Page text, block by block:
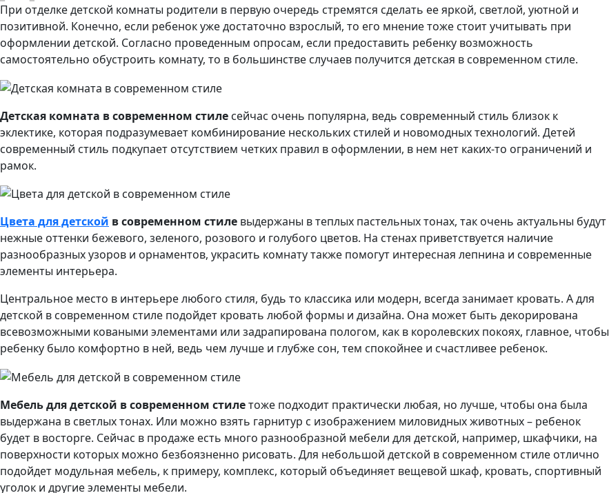
При отделке детской комнаты родители в первую очередь стремятся сделать ее яркой, светлой, уютной и
позитивной. Конечно, если ребенок уже достаточно взрослый, то его мнение тоже стоит учитывать при
оформлении детской. Согласно проведенным опросам, если предоставить ребенку возможность
самостоятельно обустроить комнату, то в большинстве случаев получится детская в современном стиле.
Детская комната в современном стиле сейчас очень популярна, ведь современный стиль близок к
эклектике, которая подразумевает комбинирование нескольких стилей и новомодных технологий. Детей
современный стиль подкупает отсутствием четких правил в оформлении, в нем нет каких-то ограничений и
рамок.
Цвета для детской в современном стиле выдержаны в теплых пастельных тонах, так очень актуальны будут
нежные оттенки бежевого, зеленого, розового и голубого цветов. На стенах приветствуется наличие
разнообразных узоров и орнаментов, украсить комнату также помогут интересная лепнина и современные
элементы интерьера.
Центральное место в интерьере любого стиля, будь то классика или модерн, всегда занимает кровать. А для
детской в современном стиле подойдет кровать любой формы и дизайна. Она может быть декорирована
всевозможными коваными элементами или задрапирована пологом, как в королевских покоях, главное, чтобы
ребенку было комфортно в ней, ведь чем лучше и глубже сон, тем спокойнее и счастливее ребенок.
Мебель для детской в современном стилетоже подходит практически любая, но лучше, чтобы она была
выдержана в светлых тонах. Или можно взять гарнитур с изображением миловидных животных – ребенок
будет в восторге. Сейчас в продаже есть много разнообразной мебели для детской, например, шкафчики, на
поверхности которых можно безбоязненно рисовать. Для небольшой детской в современном стиле отлично
подойдет модульная мебель, к примеру, комплекс, который объединяет вещевой шкаф, кровать, спортивный
уголок и другие элементы мебели.